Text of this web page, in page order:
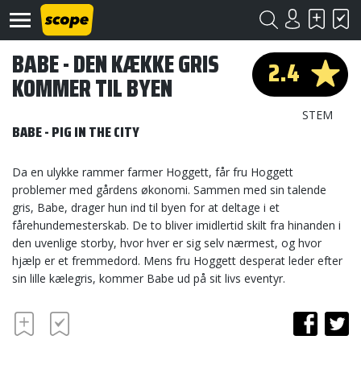
Om
Scope
Kontakt
©
Scope
2.4
STEM
BABE - DEN KÆKKE GRIS
KOMMER TIL BYEN
BABE - PIG IN THE CITY
Da en ulykke rammer farmer Hoggett, får fru Hoggett
problemer med gårdens økonomi. Sammen med sin talende
gris, Babe, drager hun ind til byen for at deltage i et
fårehundemesterskab. De to bliver imidlertid skilt fra hinanden i
den uvenlige storby, hvor hver er sig selv nærmest, og hvor
hjælp er et fremmedord. Mens fru Hoggett desperat leder efter
sin lille kælegris, kommer Babe ud på sit livs eventyr.